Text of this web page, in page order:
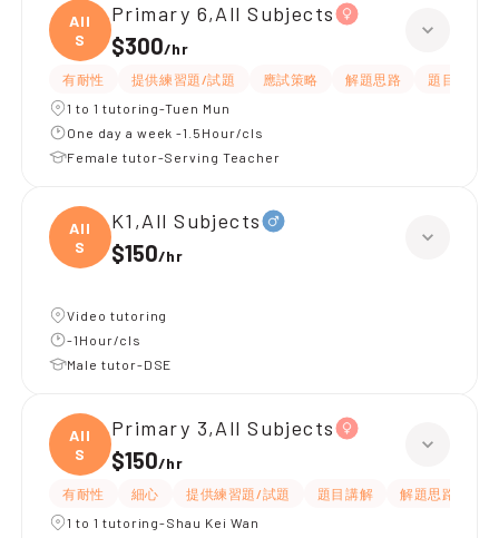
All
S
Primary 6,All Subjects
$300/hr
有耐性 提供練習題/試題 應試策略 解題思路
題目講解
1 to 1 tutoring-Tuen Mun
One day a week -1.5Hour/cls
Female tutor-Serving Teacher
All
S
K1,All Subjects
$150/hr
Video tutoring
-1Hour/cls
Male tutor-DSE
All
S
Primary 3,All Subjects
$150/hr
有耐性 細心 提供練習題/試題 題目講解
解題思路
1 to 1 tutoring-Shau Kei Wan